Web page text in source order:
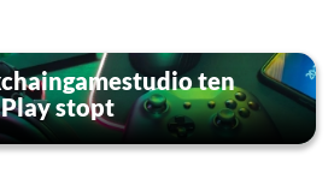
ten
stopt